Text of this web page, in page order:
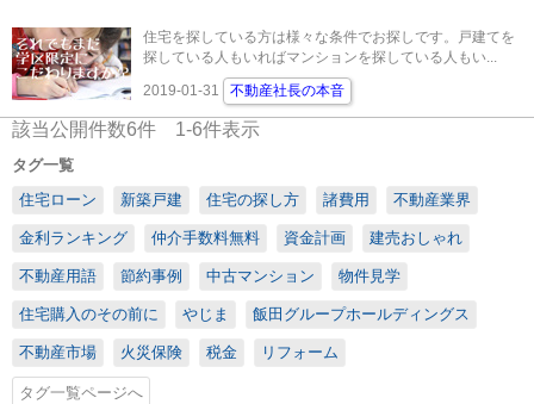
住宅を探している方は様々な条件でお探しです。戸建てを
探している人もいればマンションを探している人もい...
2019-01-31
不動産社長の本音
該当公開件数6件 1-6件表示
タグ一覧
住宅ローン
新築戸建 住宅の探し方 諸費用 不動産業界
金利ランキング 仲介手数料無料 資金計画 建売おしゃれ
不動産用語 節約事例 中古マンション 物件見学
住宅購入のその前に やじま 飯田グループホールディングス
不動産市場 火災保険 税金 リフォーム
タグ一覧ページへ